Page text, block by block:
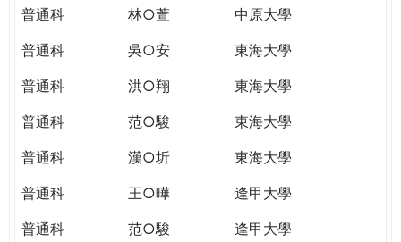
普通科
林○萱
中原大學
普通科
吳○安
東海大學
普通科
洪○翔
東海大學
普通科
范○駿
東海大學
普通科
漢○圻
東海大學
普通科
王○曄
逢甲大學
普通科
范○駿
逢甲大學